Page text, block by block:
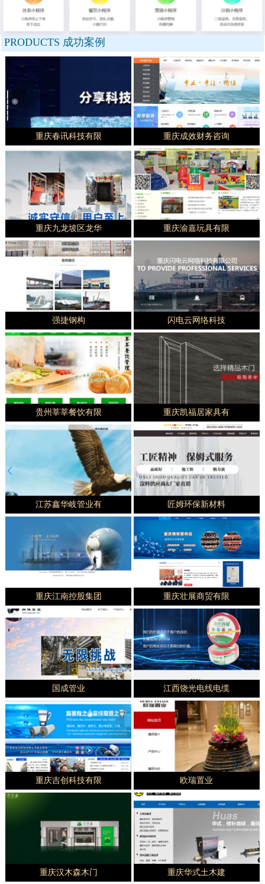
PRODUCTS 成功案例
重庆春讯科技有限 重庆成效财务咨询
重庆九龙坡区龙华 重庆渝嘉玩具有限
强捷钢构 闪电云网络科技
贵州莘莘餐饮有限 重庆凯福居家具有
江苏鑫华岐管业有 匠姆环保新材料
重庆江南控股集团 重庆壮展商贸有限
国成管业 江西饶光电线电缆
重庆吉创科技有限 欧瑞置业
重庆汉木森木门 重庆华式土木建